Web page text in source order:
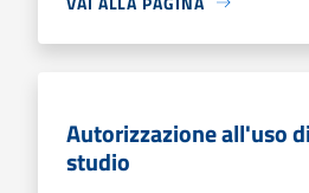
Autorizzazione all'uso
studio